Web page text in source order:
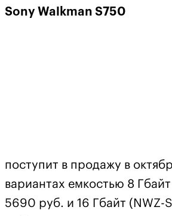
Sony Walkman S750
поступит в продажу в
вариантах емкостью 8
5690 руб. и 16 Гбайт (NWZ-